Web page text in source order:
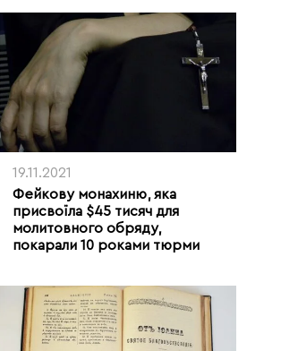
19.11.2021
Фейкову монахиню, яка
присвоїла $45 тисяч для
молитовного обряду,
покарали 10 роками тюрми